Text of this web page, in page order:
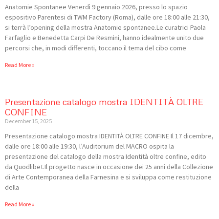
Anatomie Spontanee Venerdì 9 gennaio 2026, presso lo spazio
espositivo Parentesi di TWM Factory (Roma), dalle ore 18:00 alle 21:30,
si terrà l’opening della mostra Anatomie spontanee.Le curatrici Paola
Farfaglio e Benedetta Carpi De Resmini, hanno idealmente unito due
percorsi che, in modi differenti, toccano il tema del cibo come
Read More »
Presentazione catalogo mostra IDENTITÀ OLTRE
CONFINE
December 15, 2025
Presentazione catalogo mostra IDENTITÀ OLTRE CONFINE Il 17 dicembre,
dalle ore 18:00 alle 19:30, l’Auditorium del MACRO ospita la
presentazione del catalogo della mostra Identità oltre confine, edito
da Quodlibet.Il progetto nasce in occasione dei 25 anni della Collezione
di Arte Contemporanea della Farnesina e si sviluppa come restituzione
della
Read More »